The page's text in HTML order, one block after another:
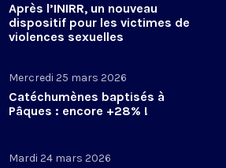
Après l’INIRR, un nouveau
dispositif pour les victimes de
violences sexuelles
Mercredi 25 mars 2026
Catéchumènes baptisés à
Pâques : encore +28% !
Mardi 24 mars 2026